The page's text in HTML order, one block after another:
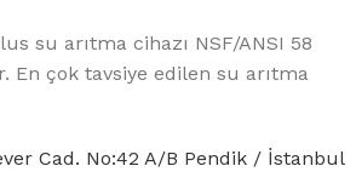
su arıtma cihazı NSF/ANSI 58
En çok tavsiye edilen su arıtma
Cad. No:42 A/B Pendik / İstanbul